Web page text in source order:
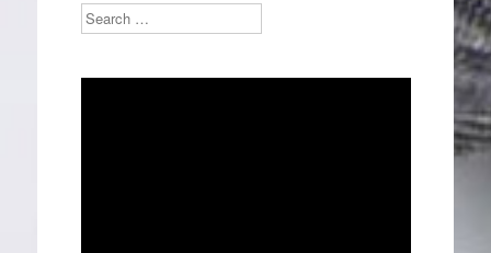
Search